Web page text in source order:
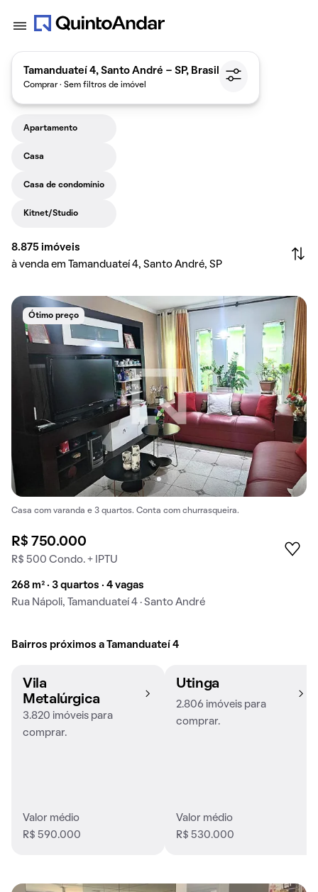
Tamanduateí 4, Santo André - SP, Brasil
Comprar · Sem filtros de imóvel
Apartamento
Casa
Casa de condomínio
Kitnet/Studio
8.875 imóveis
à venda em Tamanduateí 4, Santo André, SP
Ótimo preço
Casa com varanda e 3 quartos. Conta com churrasqueira.
R$ 750.000
R$ 500 Condo. + IPTU
268 m² · 3 quartos · 4 vagas
Rua Nápoli, Tamanduateí 4 · Santo André
Bairros próximos a Tamanduateí 4
Vila
Metalúrgica
3.820 imóveis para
comprar.
Valor médio
R$ 590.000
Utinga
2.806 imóveis para
comprar.
Valor médio
R$ 530.000